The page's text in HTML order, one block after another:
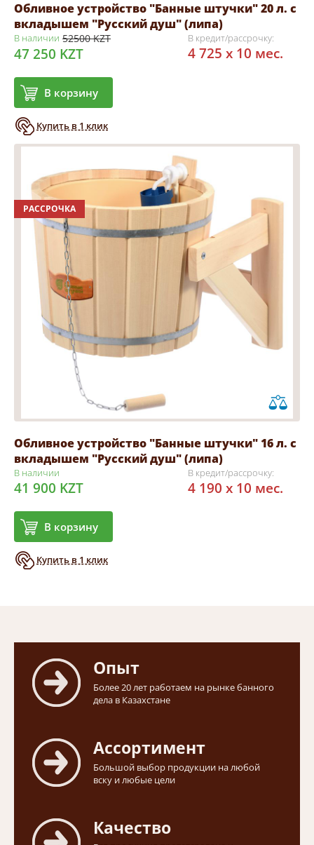
Обливное устройство "Банные штучки" 20 л. с
вкладышем "Русский душ" (липа)
В наличии 52500 KZT
47 250 KZT
В корзину
Купить в 1 клик
В кредит/рассрочку:
4 725 x 10 мес.
РАССРОЧКА
Обливное устройство "Банные штучки" 16 л. с
вкладышем "Русский душ" (липа)
В наличии
41 900 KZT
В корзину
Купить в 1 клик
В кредит/рассрочку:
4 190 x 10 мес.
Опыт
Более 20 лет работаем на рынке банного
дела в Казахстане
Ассортимент
Большой выбор продукции на любой
вску и любые цели
Качество